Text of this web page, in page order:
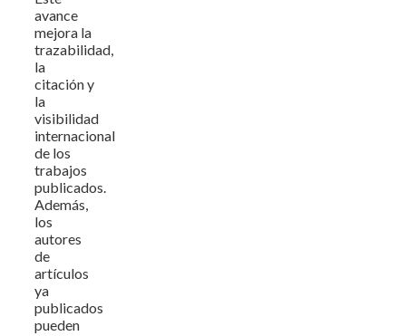
avance
mejora la
trazabilidad,
la
citación y
la
visibilidad
internacional
de los
trabajos
publicados.
Además,
los
autores
de
artículos
ya
publicados
pueden